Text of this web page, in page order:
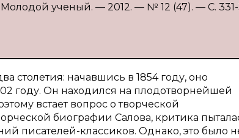
ученый. — 2012. — № 12 (47). — С.
столетия: начавшись в 1854 году, оно
году. Он находился на плодотворнейшей
встает вопрос о творческой
биографии Салова, критика
писателей-классиков. Однако, это было